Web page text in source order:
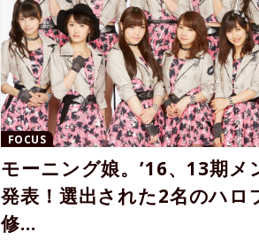
FOCUS
モーニング娘。’16、13期メ
発表！選出された2名のハロ
修...